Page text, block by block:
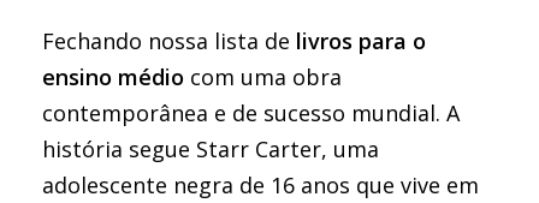
Fechando nossa lista de livros para o
ensino médio com uma obra
contemporânea e de sucesso mundial. A
história segue Starr Carter, uma
adolescente negra de 16 anos que vive em